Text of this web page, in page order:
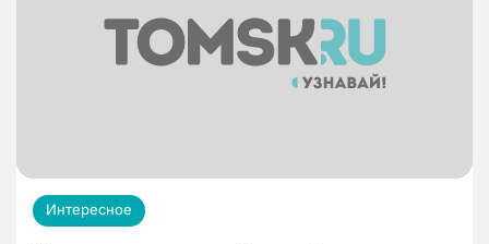
Интересное